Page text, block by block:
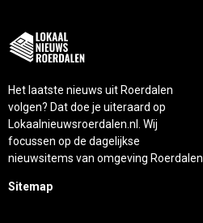
Het laatste nieuws uit Roerdalen
volgen? Dat doe je uiteraard op
Lokaalnieuwsroerdalen.nl. Wij
focussen op de dagelijkse
nieuwsitems van omgeving Roerdalen.
Sitemap